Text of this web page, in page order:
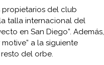
propietarios del club
talla internacional del
en San Diego”. Además,
a la siguiente
del orbe.